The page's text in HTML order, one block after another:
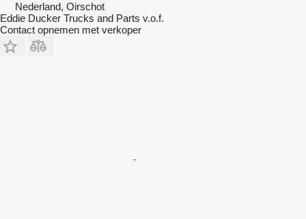
Nederland, Oirschot
Eddie Ducker Trucks and Parts v.o.f.
Contact opnemen met verkoper